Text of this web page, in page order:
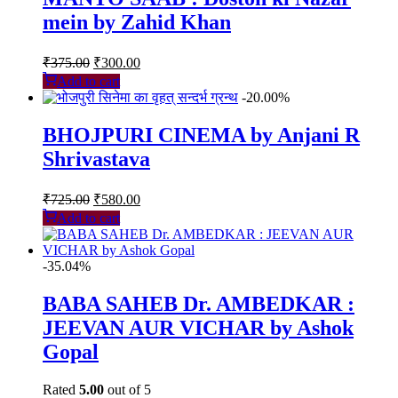
mein by Zahid Khan
₹375.00 Original
price
was:
₹300.00Current
is:
₹300.00.
Add to cart
-20.00%
BHOJPURI CINEMA by Anjani R
Shrivastava
₹725.00 Original
price
was:
₹725.00.
₹580.00Current
is:
₹580.00.
Add to cart
-35.04%
BABA SAHEB Dr. AMBEDKAR :
JEEVAN AUR VICHAR by Ashok
Gopal
Rated 5.00 out of 5